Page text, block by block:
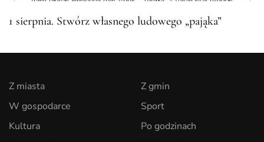
1 sierpnia. Stwórz własnego ludowego „pająka”
Z miasta
W gospodarce
Kultura
Z gmin
Sport
Po godzinach